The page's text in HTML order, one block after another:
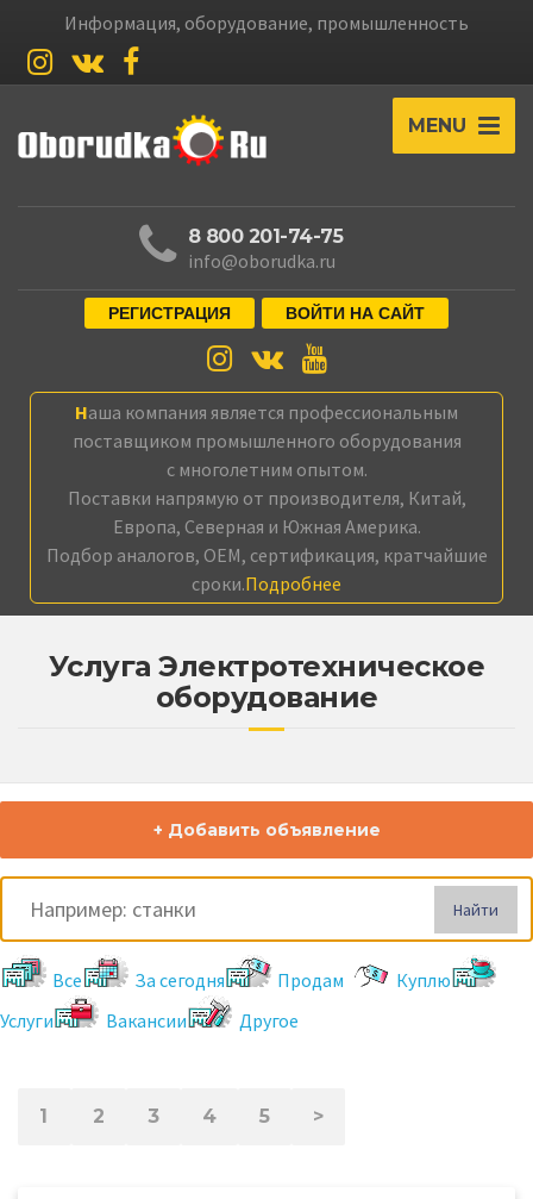
Информация, оборудование, промышленность
MENU
8 800 201-74-75
info@oborudka.ru
РЕГИСТРАЦИЯ ВОЙТИ НА САЙТ
Наша компания является профессиональным
поставщиком промышленного оборудования
с многолетним опытом.
Поставки напрямую от производителя, Китай,
Европа, Северная и Южная Америка.
Подбор аналогов, OEM, сертификация, кратчайшие
сроки.Подробнее
Услуга Электротехническое
оборудование
+ Добавить объявление
Найти
Все За сегодня Продам
Куплю
Услуги
Вакансии Другое
1 2 3 4 5 >